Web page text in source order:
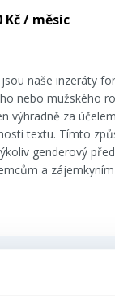
Kč / měsíc
naše inzeráty
nebo mužského
výhradně za
textu. Tímto
genderový
a
-
| Bez